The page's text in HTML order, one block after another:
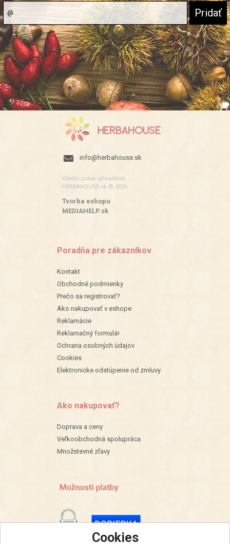
Cookies
info@herbahouse.sk
Všetky práva vyhradené.
HERBAHOUSE.sk © 2026
Tvorba eshopu:
MEDIAHELP.sk
Poradňa pre zákazníkov
Kontakt
Obchodné podmienky
Prečo sa registrovať?
Ako nakupovať v eshope
Reklamácie
Reklamačný formulár
Ochrana osobných údajov
Cookies
Elektronicke odstúpenie od zmluvy
Ako nakupovať?
Doprava a ceny
Veľkoobchodná spolupráca
Množstevné zľavy